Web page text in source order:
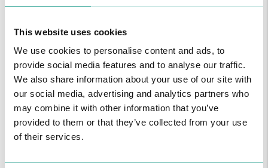
This website uses cookies
We use cookies to personalise content and ads, to
provide social media features and to analyse our traffic.
We also share information about your use of our site with
our social media, advertising and analytics partners who
may combine it with other information that you’ve
provided to them or that they’ve collected from your use
of their services.
O GRUPO HPA AGORA É CUF: JUNTOS E CADA VEZ MAIS
PRÓXIMOS.
Para cuidar de si no Algarve, Alentejo e Madeira